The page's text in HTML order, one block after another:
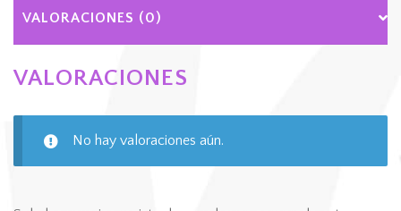
VALORACIONES (0)
VALORACIONES
No hay valoraciones aún.